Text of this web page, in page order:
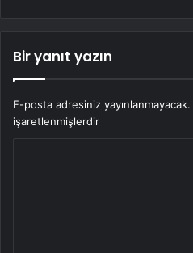
Bir yanıt yazın
E-posta adresiniz yayınlanmayacak.
işaretlenmişlerdir